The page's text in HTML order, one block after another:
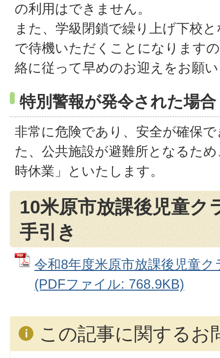
の利用はできません。
また、学級閉鎖で繰り上げ下校
で待機いただくことになります
絡に従って早めのお迎えをお願
特別警報が発令された場合
非常に危険であり、安全が確保
た、公共施設が避難所となるた
時休業」といたします。
10米原市放課後児童ク
手引き
令和8年度米原市放課後児童
(PDFファイル: 768.9KB)
この記事に関するお